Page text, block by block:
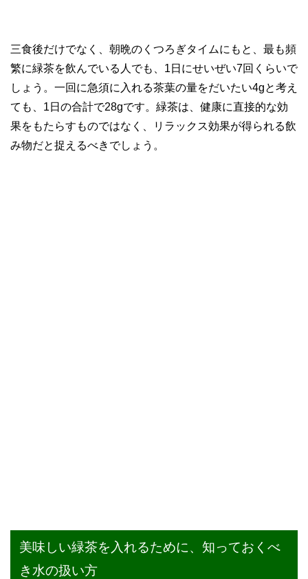
三食後だけでなく、朝晩のくつろぎタイムにもと、最も頻
繁に緑茶を飲んでいる人でも、1日にせいぜい7回くらいで
しょう。一回に急須に入れる茶葉の量をだいたい4gと考え
ても、1日の合計で28gです。緑茶は、健康に直接的な効
果をもたらすものではなく、リラックス効果が得られる飲
み物だと捉えるべきでしょう。
美味しい緑茶を入れるために、知っておくべ
き水の扱い方